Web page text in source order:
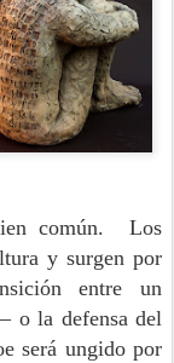
común. Los
y surgen por
entre un
o la defensa del
será ungido por